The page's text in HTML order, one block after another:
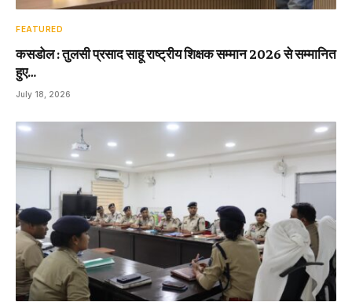
FEATURED
कसडोल : तुलसी प्रसाद साहू राष्ट्रीय शिक्षक सम्मान 2026 से सम्मानित
हुए…
July 18, 2026